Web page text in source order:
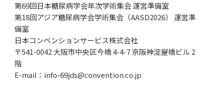
第69回日本糖尿病学会年次学術集会 運営準備室
第18回アジア糖尿病学会学術集会（AASD2026） 運営準
備室
日本コンベンションサービス株式会社
〒541-0042 大阪市中央区今橋 4-4-7 京阪神淀屋橋ビル 2
階
E-mail：info-69jds@convention.co.jp